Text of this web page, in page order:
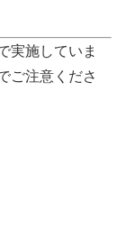
実施していま
ご注意くださ